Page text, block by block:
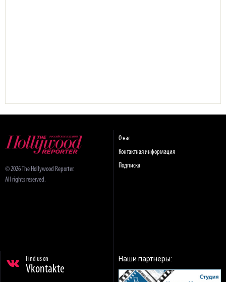
© 2026 The Hollywood Reporter.
All rights reserved.
О нас
Контактная информация
Подписка
Find us on
Vkontakte
Наши партнеры: